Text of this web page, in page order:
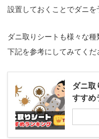
設置しておくことでダニを
ダニ取りシートも様々な種
下記を参考にしてみてくだ
ダニ取
すすめ